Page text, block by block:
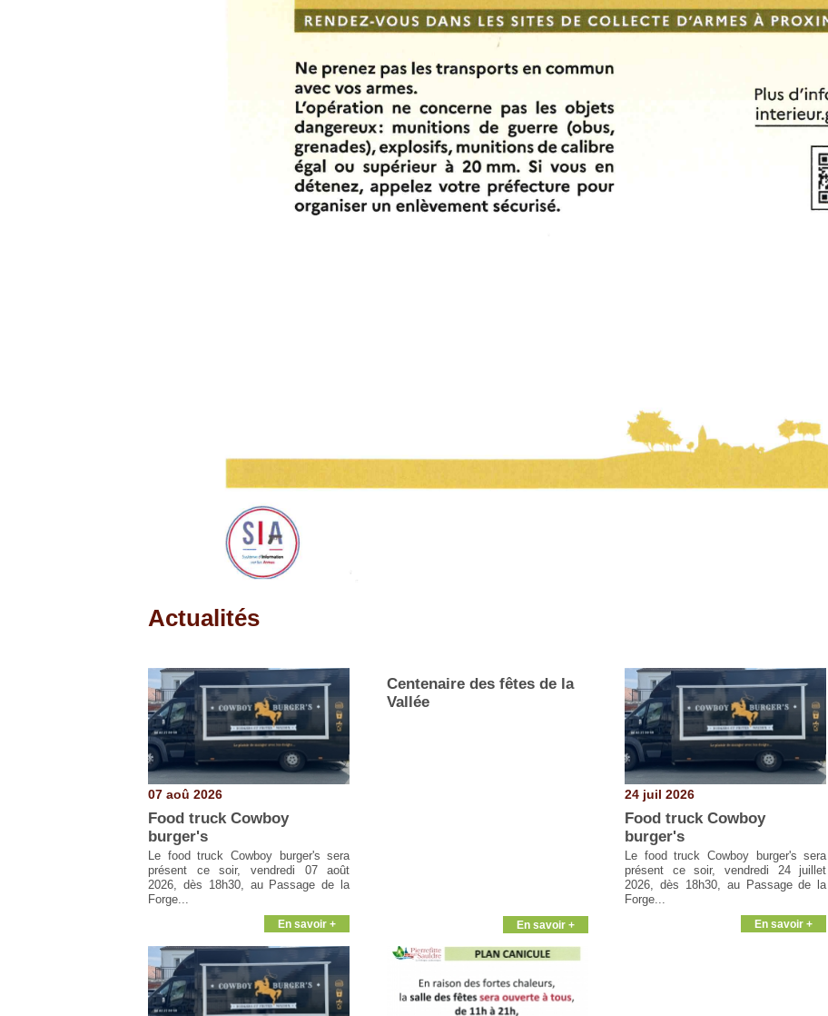
Actualités
07 aoû 2026
Food truck Cowboy
burger's
Le food truck Cowboy burger's sera
présent ce soir, vendredi 07 août
2026, dès 18h30, au Passage de la
Forge...
En savoir +
Centenaire des fêtes de la
Vallée
En savoir +
24 juil 2026
Food truck Cowboy
burger's
Le food truck Cowboy burger's sera
présent ce soir, vendredi 24 juillet
2026, dès 18h30, au Passage de la
Forge...
En savoir +
Pages